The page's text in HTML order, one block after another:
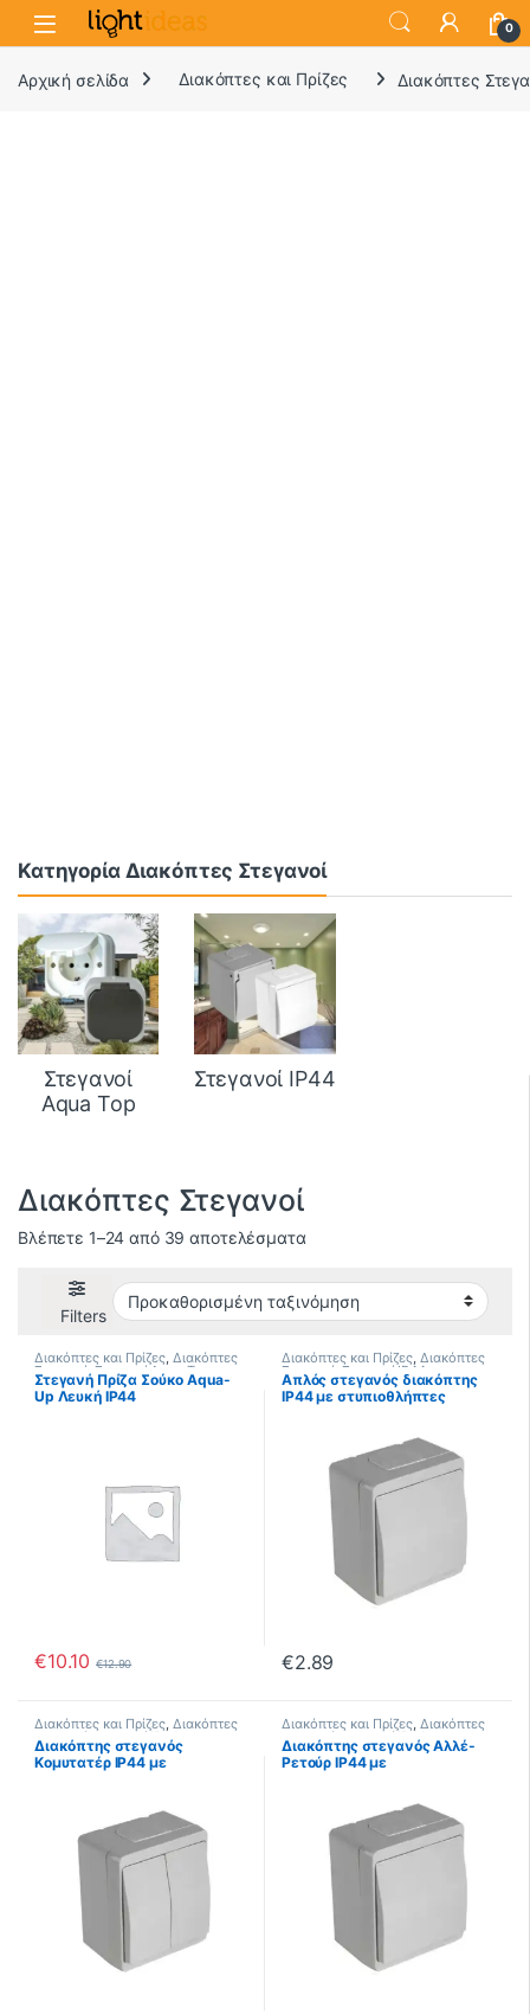
0
Αρχική σελίδα Διακόπτες και Πρίζες Διακόπτες
Κατηγορία Διακόπτες Στεγανοί
Στεγανοί
Aqua Top
Στεγανοί IP44
Διακόπτες Στεγανοί
Βλέπετε 1–24 από 39 αποτελέσματα
Filters
Διακόπτες και Πρίζες, Διακόπτες
Στεγανοί, Στεγανοί Aqua Top
Στεγανή Πρίζα Σούκο Aqua-
Up Λευκή IP44
€10.10 €12.90
Διακόπτες και Πρίζες, Διακόπτες
Στεγανοί Στεγανοί IP44
Απλός στεγανός διακόπτης
IP44 με στυπιοθλήπτες
€2.89
Διακόπτες και Πρίζες, Διακόπτες
Στεγανοί Στεγανοί IP44
Διακόπτης στεγανός
Κομυτατέρ IP44 με
Διακόπτες και Πρίζες, Διακόπτες
Στεγανοί Στεγανοί IP44
Διακόπτης στεγανός Αλλέ-
Ρετούρ IP44 με